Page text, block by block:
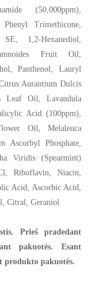
(50,000ppm),
Trimethicone,
1,2-Hexanediol,
Fruit Oil,
Panthenol, Lauryl
Aurantium Dulcis
Leaf Oil, Lavandula
Acid (100ppm),
Oil, Melaleuca
Phosphate,
Viridis (Spearmint)
Riboflavin, Niacin,
Acid, Ascorbic Acid,
Citral, Geraniol
Prieš pradedant
pakuotės. Esant
produkto pakuotės.